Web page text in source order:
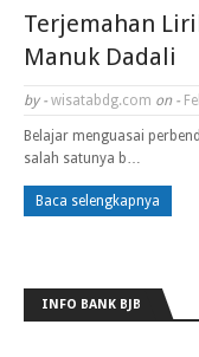
Terjemahan
Manuk Dadali
by - wisatabdg.com on -
Belajar menguasai
salah satunya b…
Baca selengkapnya
INFO BANK BJB